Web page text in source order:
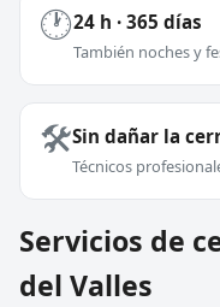
🕐24 h · 365 días
También noches y
🛠️Sin dañar la
Técnicos
Servicios de
del Valles